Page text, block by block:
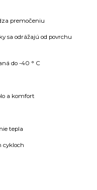
premočeniu
sa odrážajú od povrchu
do -40 ° C
a komfort
tepla
cykloch